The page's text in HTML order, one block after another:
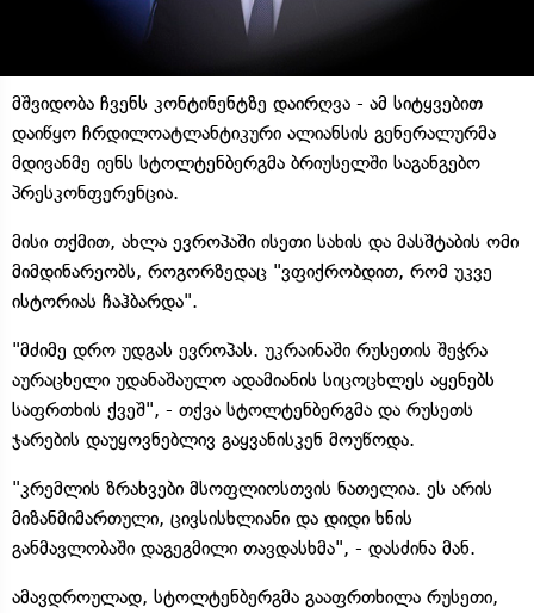
მშვიდობა ჩვენს კონტინენტზე დაირღვა - ამ სიტყვებით
დაიწყო ჩრდილოატლანტიკური ალიანსის გენერალურმა
მდივანმე იენს სტოლტენბერგმა ბრიუსელში საგანგებო
პრესკონფერენცია.
მისი თქმით, ახლა ევროპაში ისეთი სახის და მასშტაბის ომი
მიმდინარეობს, როგორზედაც "ვფიქრობდით, რომ უკვე
ისტორიას ჩაჰბარდა".
"მძიმე დრო უდგას ევროპას. უკრაინაში რუსეთის შეჭრა
აურაცხელი უდანაშაულო ადამიანის სიცოცხლეს აყენებს
საფრთხის ქვეშ", - თქვა სტოლტენბერგმა და რუსეთს
ჯარების დაუყოვნებლივ გაყვანისკენ მოუწოდა.
"კრემლის ზრახვები მსოფლიოსთვის ნათელია. ეს არის
მიზანმიმართული, ცივსისხლიანი და დიდი ხნის
განმავლობაში დაგეგმილი თავდასხმა", - დასძინა მან.
ამავდროულად, სტოლტენბერგმა გააფრთხილა რუსეთი,